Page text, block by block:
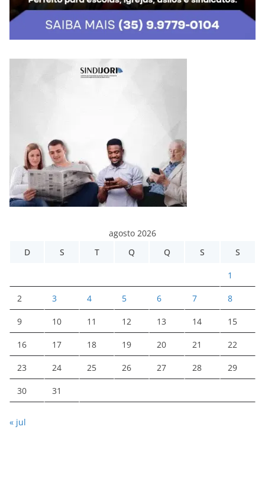
agosto 2026
D
S T Q Q S S
1
2 3 4 5 6 7 8
9 10 11 12 13 14 15
16 17 18 19 20 21 22
23 24 25 26 27 28 29
30 31
« jul